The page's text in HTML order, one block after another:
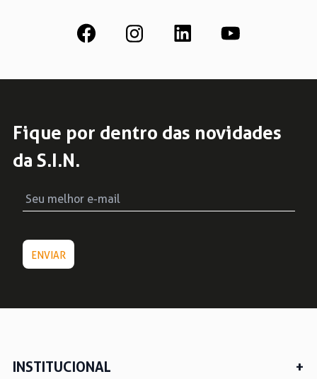
Fique por dentro das novidades
da S.I.N.
INSTITUCIONAL